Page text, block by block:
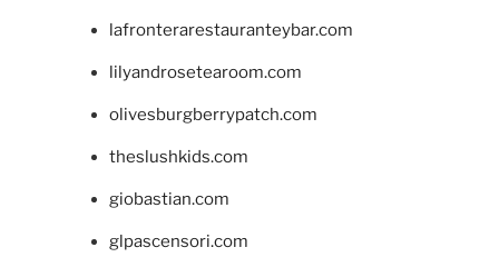
lafronterarestauranteybar.com
lilyandrosetearoom.com
olivesburgberrypatch.com
theslushkids.com
giobastian.com
glpascensori.com